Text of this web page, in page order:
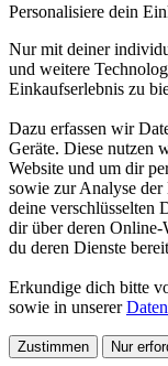
Personalisiere dein
Nur mit deiner
und weitere
Einkaufserlebnis zu
Dazu erfassen wir
Geräte. Diese nutzen
Website und um dir
sowie zur Analyse
deine verschlüsselten
dir über deren Online-
du deren Dienste
Erkundige dich bitte
sowie in unserer
Zustimmen Nur